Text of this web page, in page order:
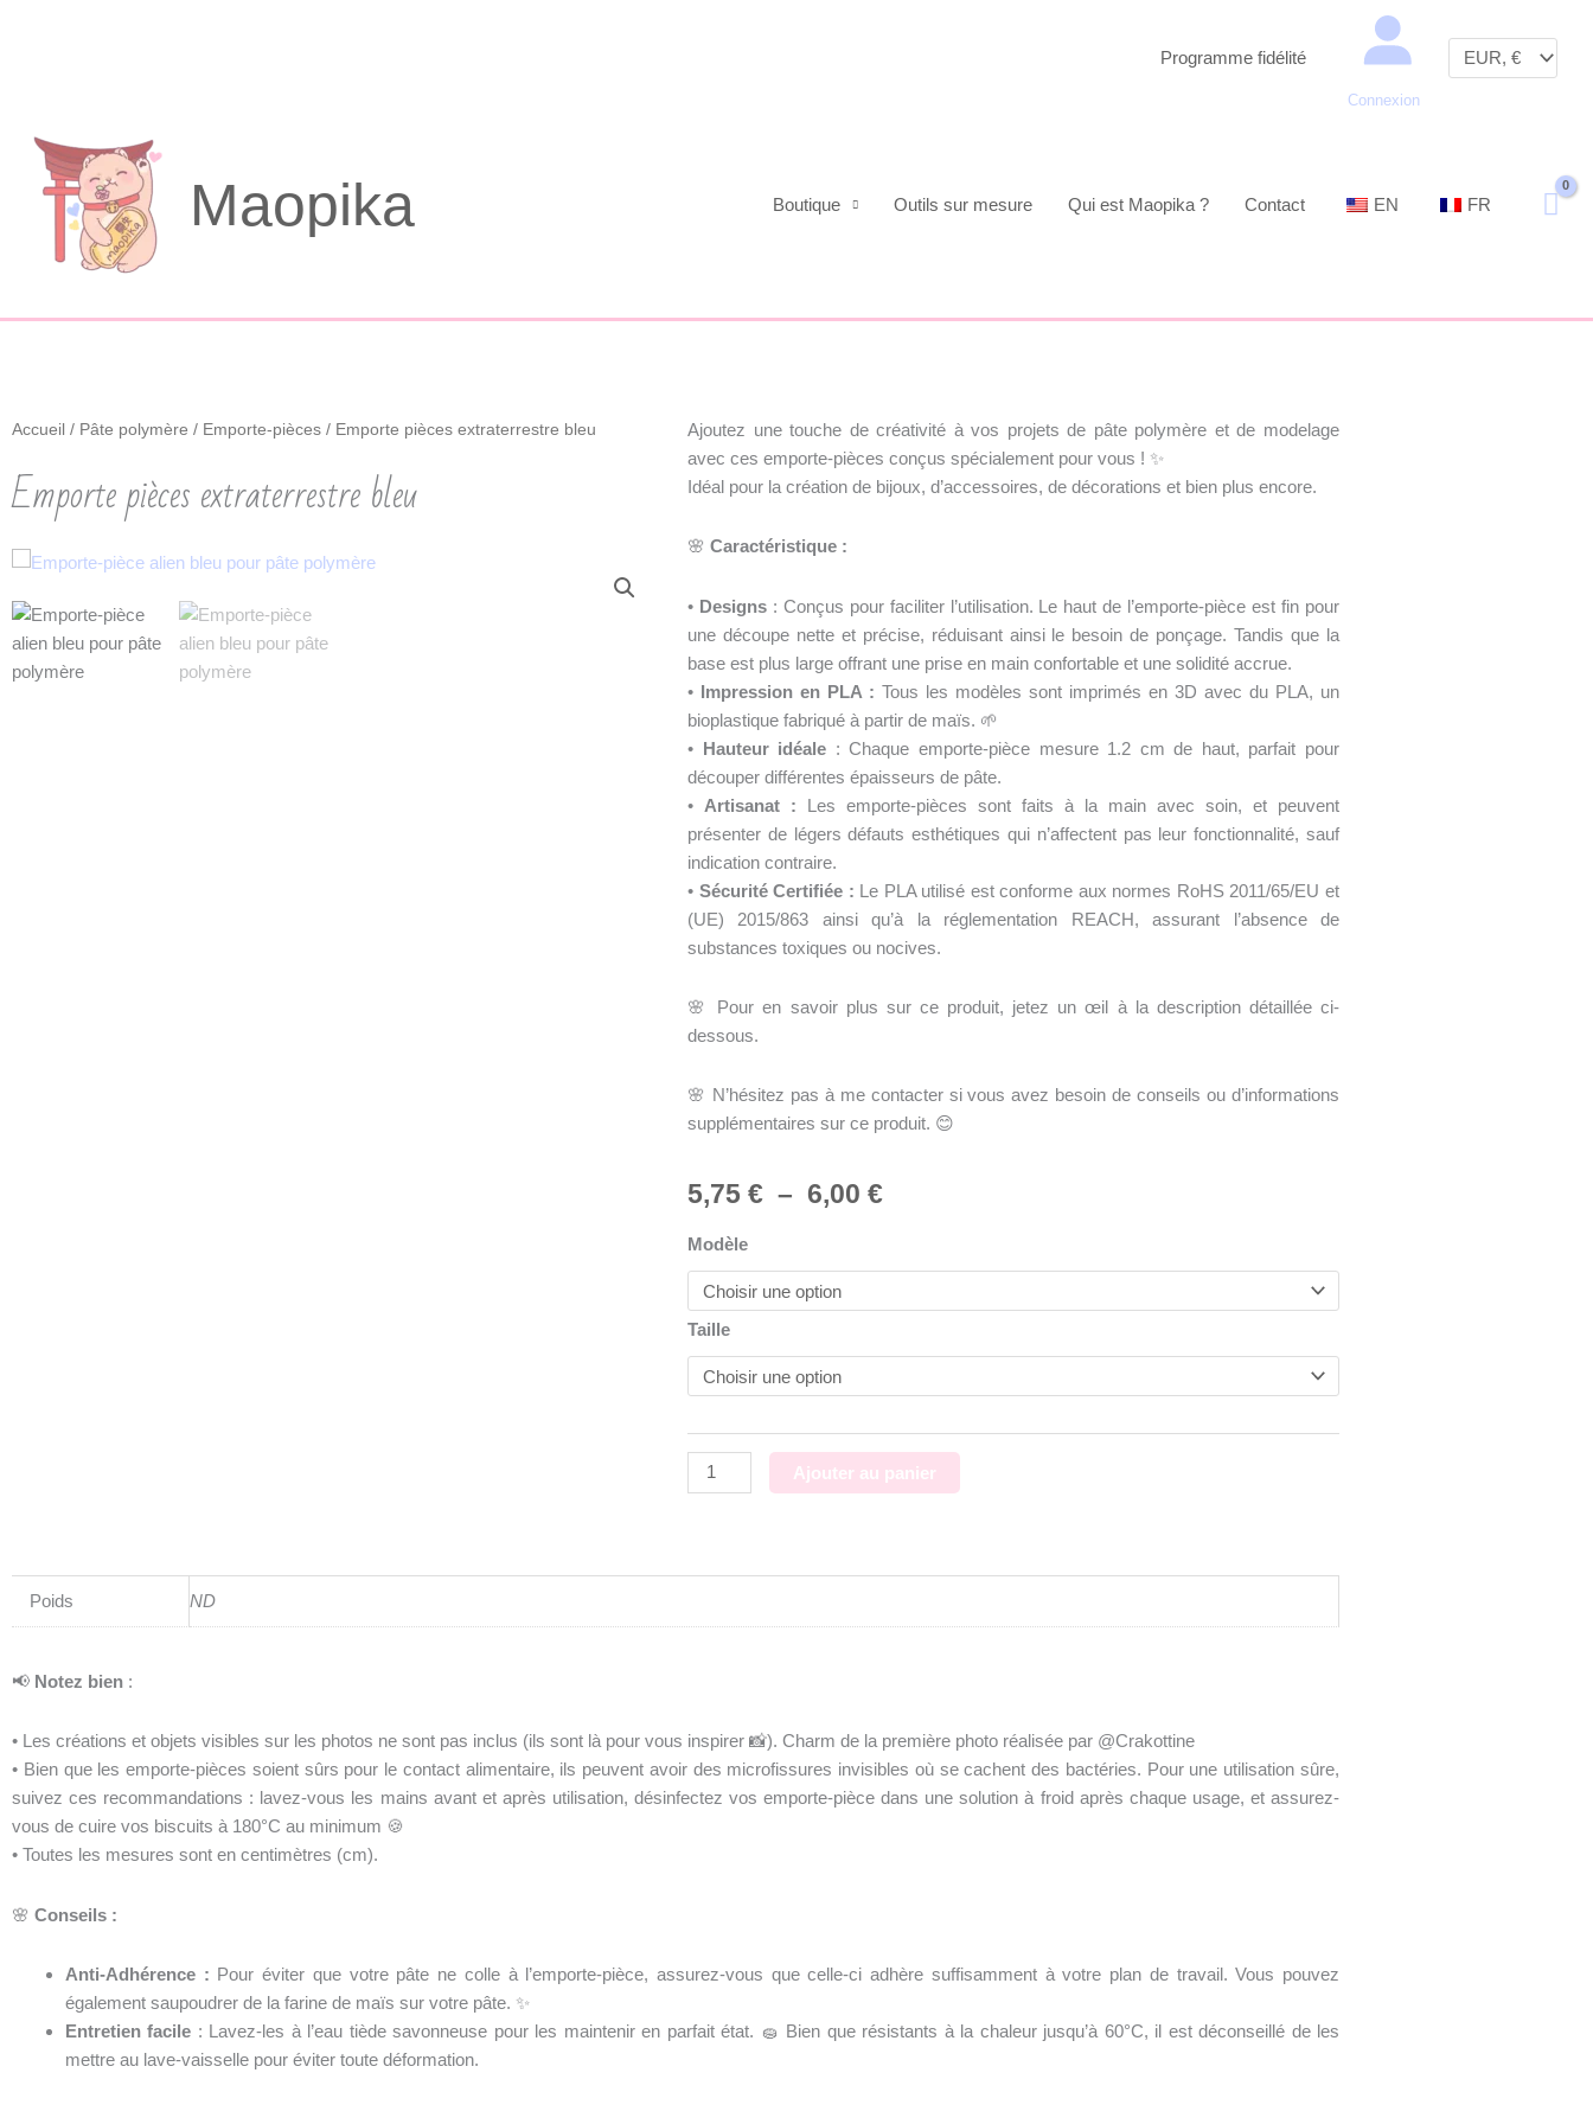
Programme fidélité
Connexion
Maopika Boutique Outils sur mesure Qui est Maopika ? Contact EN FR
Accueil / Pâte polymère / Emporte-pièces / Emporte pièces extraterrestre bleu
Emporte pièces extraterrestre bleu
Ajoutez une touche de créativité à vos projets de pâte polymère et de modelage
avec ces emporte-pièces conçus spécialement pour vous ! ✨
Idéal pour la création de bijoux, d’accessoires, de décorations et bien plus encore.
🌸 Caractéristique :
• Designs: Conçus pour faciliter l’utilisation. Le haut de l’emporte-pièce est fin pour
une découpe nette et précise, réduisant ainsi le besoin de ponçage. Tandis que la
base est plus large offrant une prise en main confortable et une solidité accrue.
• Impression en PLA : Tous les modèles sont imprimés en 3D avec du PLA, un
bioplastique fabriqué à partir de maïs. 🌱
• Hauteur idéale : Chaque emporte-pièce mesure 1.2 cm de haut, parfait pour
découper différentes épaisseurs de pâte.
• Artisanat : Les emporte-pièces sont faits à la main avec soin, et peuvent
présenter de légers défauts esthétiques qui n’affectent pas leur fonctionnalité, sauf
indication contraire.
• Sécurité Certifiée : Le PLA utilisé est conforme aux normes RoHS 2011/65/EU et
(UE) 2015/863 ainsi qu’à la réglementation REACH, assurant l’absence de
substances toxiques ou nocives.
🌸 Pour en savoir plus sur ce produit, jetez un œil à la description détaillée ci-
dessous.
🌸 N’hésitez pas à me contacter si vous avez besoin de conseils ou d’informations
supplémentaires sur ce produit. 😊
5,75 € – 6,00 €Plage
5,75 €
à
Modèle
Taille
quantité
de
Emporte
pièces
extraterrestre
bleu
Ajouter au panier
Poids ND
📢 Notez bien :
• Les créations et objets visibles sur les photos ne sont pas inclus (ils sont là pour vous inspirer 📸). Charm de la première photo réalisée par @Crakottine
• Bien que les emporte-pièces soient sûrs pour le contact alimentaire, ils peuvent avoir des microfissures invisibles où se cachent des bactéries. Pour une utilisation sûre,
suivez ces recommandations : lavez-vous les mains avant et après utilisation, désinfectez vos emporte-pièce dans une solution à froid après chaque usage, et assurez-
vous de cuire vos biscuits à 180°C au minimum 🍪
• Toutes les mesures sont en centimètres (cm).
🌸 Conseils :
Anti-Adhérence : Pour éviter que votre pâte ne colle à l’emporte-pièce, assurez-vous que celle-ci adhère suffisamment à votre plan de travail. Vous pouvez
également saupoudrer de la farine de maïs sur votre pâte. ✨
Entretien facile : Lavez-les à l’eau tiède savonneuse pour les maintenir en parfait état. 🧽 Bien que résistants à la chaleur jusqu’à 60°C, il est déconseillé de les
mettre au lave-vaisselle pour éviter toute déformation.
Recherche